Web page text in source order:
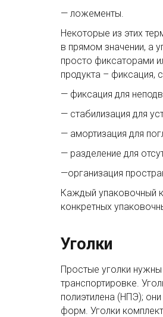
— ложементы.
Некоторые из этих
в прямом значении, а
просто фиксаторами
продукта – фиксация,
— фиксация для
— стабилизация для
— амортизация для
— разделение для
—организация
Каждый упаковочный
конкретных
Уголки
Простые уголки нужны
транспортировке.
полиэтилена (НПЭ);
форм. Уголки